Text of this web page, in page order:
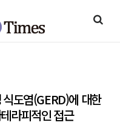
식도염(GERD)에 대한
라피적인 접근